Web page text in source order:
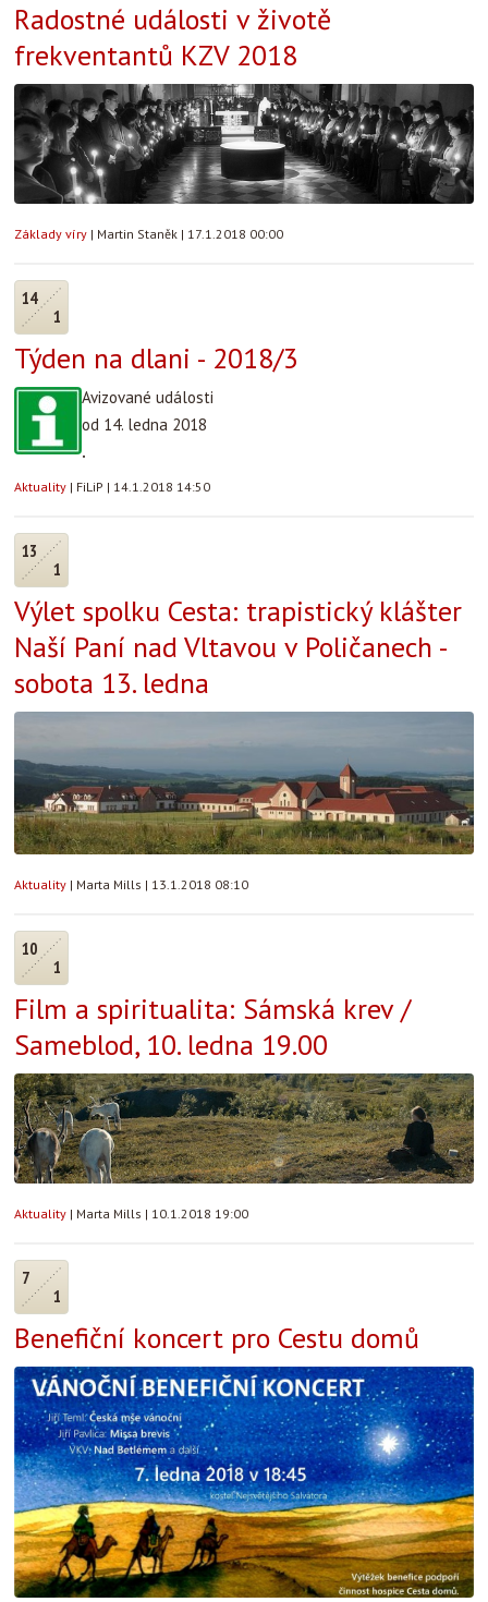
Radostné události v životě
frekventantů KZV 2018
Základy víry | Martin Staněk | 17.1.2018 00:00
14
1
Týden na dlani - 2018/3
Avizované události
od 14. ledna 2018
.
Aktuality | FiLiP | 14.1.2018 14:50
13
1
Výlet spolku Cesta: trapistický klášter
Naší Paní nad Vltavou v Poličanech -
sobota 13. ledna
Aktuality | Marta Mills | 13.1.2018 08:10
10
1
Film a spiritualita: Sámská krev /
Sameblod, 10. ledna 19.00
Aktuality | Marta Mills | 10.1.2018 19:00
7
1
Benefiční koncert pro Cestu domů